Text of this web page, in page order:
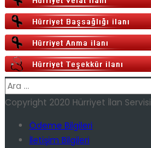
Arama:
Copyright 2020 Hürriyet İlan Servisi
Ödeme Bilgileri
İletişim Bilgileri